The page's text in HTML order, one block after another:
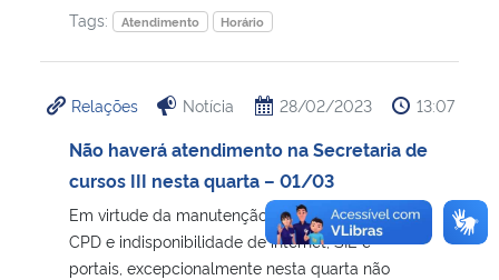
Tags:
Atendimento Horário
Relações Notícia 28/02/2023 13:07
Não haverá atendimento na Secretaria de
cursos III nesta quarta – 01/03
Em virtude da manutenção elétrica no prédio do
CPD e indisponibilidade de internet, SIE e
portais, excepcionalmente nesta quarta não